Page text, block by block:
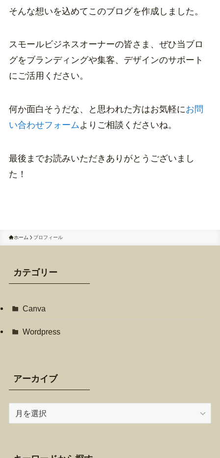
そんな想いを込めてこのブログを作成しました。
スモールビジネスオーナーの皆さま、ぜひ当ブロ
グをブランディングや集客、デザインのサポート
にご活用ください。
何か面白そうだな、と思われた方はお気軽にお問
い合わせフォームよりご相談くださいね。
最後までお読みいただきありがとうございまし
た！
ホーム プロフィール
カテゴリー
Canva
Wordpress
アーカイブ